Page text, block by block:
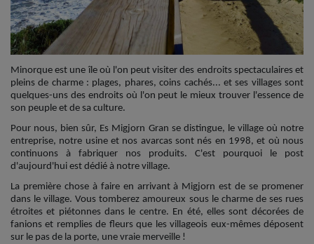
Minorque est une île où l'on peut visiter des endroits spectaculaires et
pleins de charme : plages, phares, coins cachés... et ses villages sont
quelques-uns des endroits où l'on peut le mieux trouver l'essence de
son peuple et de sa culture.
Pour nous, bien sûr, Es Migjorn Gran se distingue, le village où notre
entreprise, notre usine et nos avarcas sont nés en 1998, et où nous
continuons à fabriquer nos produits. C'est pourquoi le post
d'aujourd'hui est dédié à notre village.
La première chose à faire en arrivant à Migjorn est de se promener
dans le village. Vous tomberez amoureux sous le charme de ses rues
étroites et piétonnes dans le centre. En été, elles sont décorées de
fanions et remplies de fleurs que les villageois eux-mêmes déposent
sur le pas de la porte, une vraie merveille !